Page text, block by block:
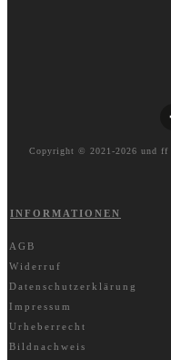
Copyright © 2021-2026 und ff
INFORMATIONEN
AGB
Widerruf
Datenschutzerklärung
Impressum
Urheberrecht
Bildnachweis